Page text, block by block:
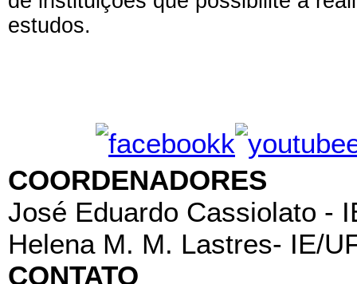
estudos.
COORDENADORES
José Eduardo Cassiolato -
Helena M. M. Lastres- IE/
CONTATO